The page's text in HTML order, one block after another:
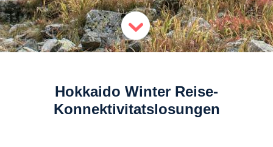
Hokkaido Winter Reise-
Konnektivitatslosungen